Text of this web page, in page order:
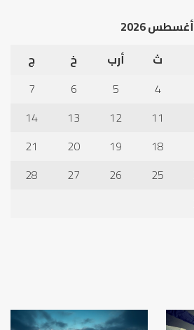
أغسطس 2026
ث أرب خ
ج
4
5
6
7
11
12
13
14
18
19
20
21
25
26
27
28